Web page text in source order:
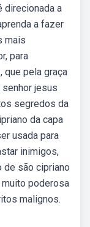
direcionada a
a fazer
mais
para
que pela graça
jesus
segredos da
da capa
usada para
inimigos,
de são cipriano
poderosa
malignos.